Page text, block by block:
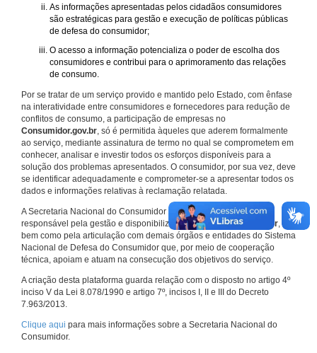
As informações apresentadas pelos cidadãos consumidores
são estratégicas para gestão e execução de políticas públicas
de defesa do consumidor;
O acesso a informação potencializa o poder de escolha dos
consumidores e contribui para o aprimoramento das relações
de consumo.
Por se tratar de um serviço provido e mantido pelo Estado, com ênfase
na interatividade entre consumidores e fornecedores para redução de
conflitos de consumo, a participação de empresas no
Consumidor.gov.br, só é permitida àqueles que aderem formalmente
ao serviço, mediante assinatura de termo no qual se comprometem em
conhecer, analisar e investir todos os esforços disponíveis para a
solução dos problemas apresentados. O consumidor, por sua vez, deve
se identificar adequadamente e comprometer-se a apresentar todos os
dados e informações relativas à reclamação relatada.
A Secretaria Nacional do Consumidor do Ministério da Justiça é a
responsável pela gestão e disponibilização doConsumidor.gov.br,
bem como pela articulação com demais órgãos e entidades do Sistema
Nacional de Defesa do Consumidor que, por meio de cooperação
técnica, apoiam e atuam na consecução dos objetivos do serviço.
A criação desta plataforma guarda relação com o disposto no artigo 4º
inciso V da Lei 8.078/1990 e artigo 7º, incisos I, II e III do Decreto
7.963/2013.
Clique aqui para mais informações sobre a Secretaria Nacional do
Consumidor.